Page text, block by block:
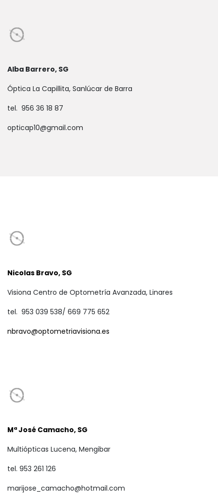
Alba Barrero, SG
Óptica La Capillita, Sanlúcar de Barra
tel. 956 36 18 87
opticap10@gmail.com
Nicolas Bravo, SG
Visiona Centro de Optometría Avanzada, Linares
tel. 953 039 538/ 669 775 652
nbravo@optometriavisiona.es
Mª José Camacho, SG
Multiópticas Lucena, Mengibar
tel. 953 261 126
marijose_camacho@hotmail.com